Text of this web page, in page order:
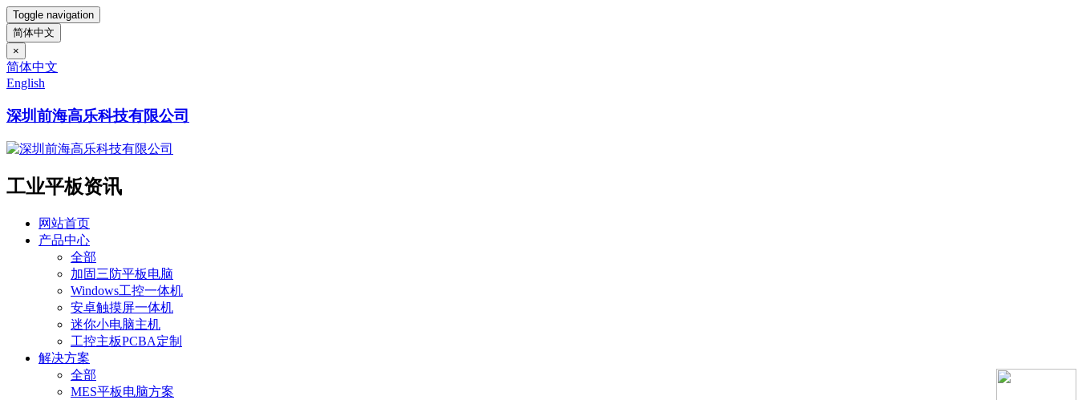
Toggle navigation
简体中文
×
简体中文
English
深圳前海高乐科技有限公司
工业平板资讯
网站首页
产品中心
全部
加固三防平板电脑
Windows工控一体机
安卓触摸屏一体机
迷你小电脑主机
工控主板PCBA定制
解决方案
全部
MES平板电脑方案